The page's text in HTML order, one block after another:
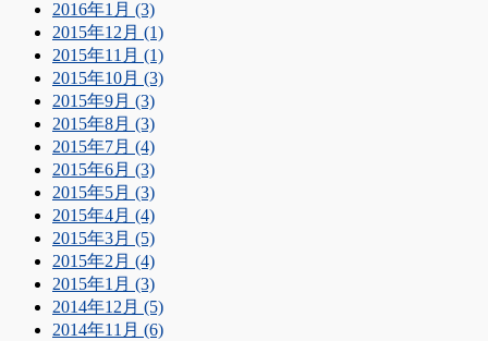
2016年1月 (3)
2015年12月 (1)
2015年11月 (1)
2015年10月 (3)
2015年9月 (3)
2015年8月 (3)
2015年7月 (4)
2015年6月 (3)
2015年5月 (3)
2015年4月 (4)
2015年3月 (5)
2015年2月 (4)
2015年1月 (3)
2014年12月 (5)
2014年11月 (6)